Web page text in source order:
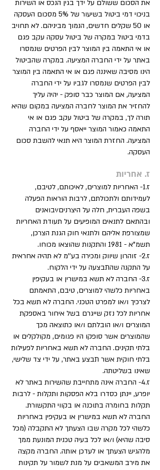
את הסכום ששולם על ידך בגין הנכס או השירות
בניכוי דמי ביטול בשיעור של 5% מסכום העסקה
או 50 שקלים חדשים, הנמוך מביניהם. לא תחויב
בדמי ביטול במקרה של ביטול עסקה עקב פגם
או אי התאמה בין המוצר לבין הפרטים שנמסרו
באתר על ידי החברה המציעה. במקרה שהביטול
הינו מסיבה שאיננה פגם או אי התאמה בין המוצר
לבין הפרטים שנמסרו לגביו על ידי החברה
המציעה, אם המוצר כבר סופק - יהיה עליך
להחזיר את המוצר לחברה המציעה במקום שהיא
תורה לך, במקרה של ביטול עקב פגם או אי
התאמה כאמור המוצר ייאסף על ידי החברה
המציעה. החזרת המוצר היא תנאי להשבת סכום
העסקה.
ז. אחריות
ז.1- האחריות למוצרים, לאיכותם, לטיבם,
לעמידותם ולתכולתם, לרבות הוראות הפעלה
בשפה העברית, חלה על היצרנים/יבואנים
ובהתאם לתנאים המופיעים על תעודת האחריות
שמצורפת אליהם ולתנאי חוק הגנת הצרכן,
תשמ"א - 1981 והתקנות שהוצאו מכוחו.
ז.2- זוהרון שיווק ומכירה בע''מ לא תהיה אחראית
על התקנה שהתבצעה על ידי הלקוח.
ז.3- החברה לא תשא במישרין או בעקיפין
באחריות כלשהי למוצרים, טיבם, התאמתם
לצרכיך ו/או למפרט הטכני. החברה לא תשא בכל
אחריות לכל נזק שייגרם בשל איחור באספקת
המוצרים ו/או הובלתם ו/או כתוצאה מכך
שהמוצרים אשר סופקו היו פגומים, מקולקלים או
בלתי תקינים. החברה לא תשא באחריות לפעילות
בלתי חוקית אשר תבצע באתר, על ידי צד שלישי,
שאינו בשליטתה.
ז.4- החברה אינה מתחייבת שהשירות באתר לא
יופרע, יינתן כסדרו בלא הפסקות ותקלות - לרבות
תקלות בחומרה בתוכנה או בקווי התקשורת.
החברה לא תשא במישרין או בעקיפין באחריות
כלשהי לכל מקרה שבו הצעתך לא התקבלה (מכל
סיבה שהיא) ו/או לכל בעיה טכנית המונעת ממך
מלהגיש הצעתך או לעדכן אותה. החברה מקצה
את מירב המשאבים על מנת לשמור על תקינות